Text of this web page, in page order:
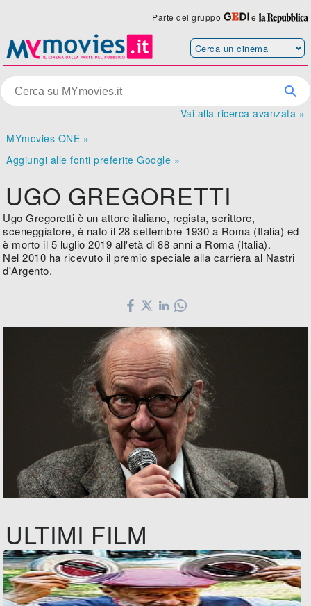
Parte del gruppo e
Vai alla ricerca avanzata »
MYmovies ONE »
Aggiungi alle fonti preferite Google »
UGO GREGORETTI
Ugo Gregoretti è un attore italiano, regista, scrittore,
sceneggiatore, è nato il 28 settembre 1930 a Roma (Italia) ed
è morto il 5 luglio 2019 all'età di 88 anni a Roma (Italia).
Nel 2010 ha ricevuto il premio speciale alla carriera al Nastri
d'Argento.
ULTIMI FILM